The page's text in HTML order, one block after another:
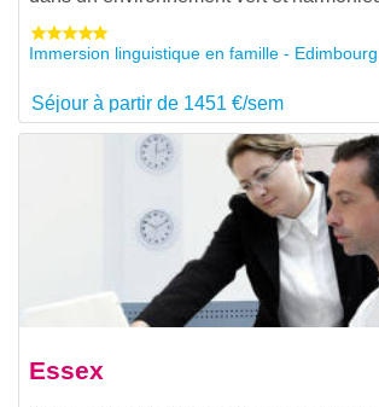
Immersion linguistique en famille -
Séjour à partir de 1451 €/sem
Essex